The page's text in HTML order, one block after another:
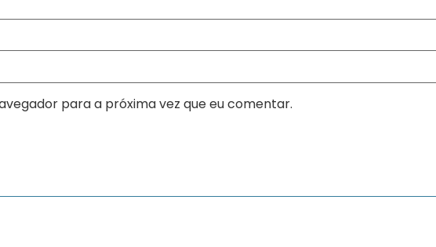
para a próxima vez que eu comentar.